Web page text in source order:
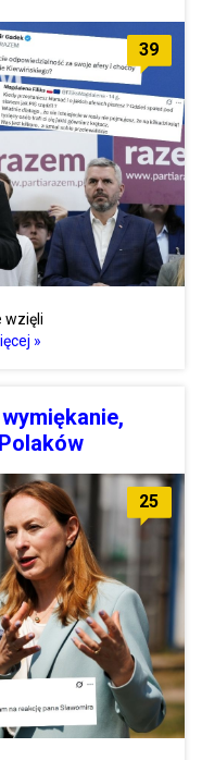
39
wzięli
»
25